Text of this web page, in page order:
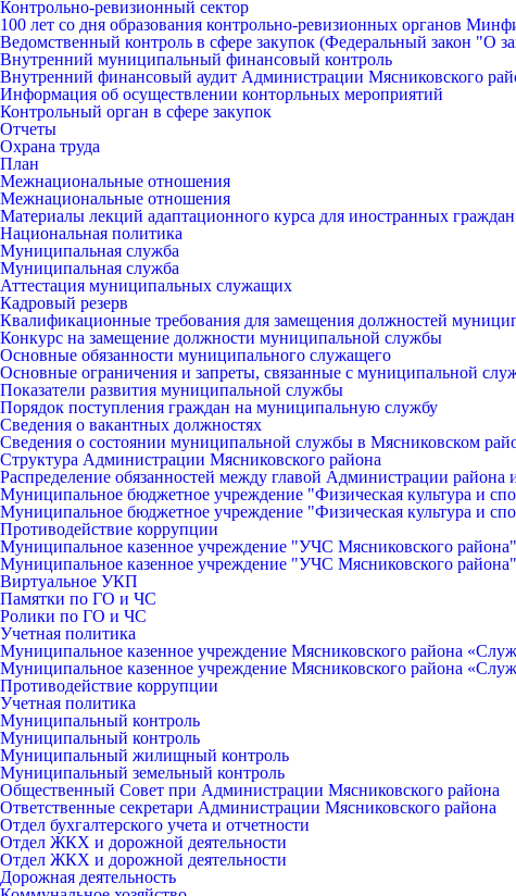
Контрольно-ревизионный сектор
100 лет со дня образования контрольно-ревизионных органов
Ведомственный контроль в сфере закупок (Федеральный закон "О
Внутренний муниципальный финансовый контроль
Внутренний финансовый аудит Администрации Мясниковского
Информация об осуществлении конторльных мероприятий
Контрольный орган в сфере закупок
Отчеты
Охрана труда
План
Межнациональные отношения
Межнациональные отношения
Материалы лекций адаптационного курса для иностранных граждан
Национальная политика
Муниципальная служба
Муниципальная служба
Аттестация муниципальных служащих
Кадровый резерв
Квалификационные требования для замещения должностей
Конкурс на замещение должности муниципальной службы
Основные обязанности муниципального служащего
Основные ограничения и запреты, связанные с муниципальной
Показатели развития муниципальной службы
Порядок поступления граждан на муниципальную службу
Сведения о вакантных должностях
Сведения о состоянии муниципальной службы в Мясниковском
Структура Администрации Мясниковского района
Распределение обязанностей между главой Администрации
Муниципальное бюджетное учреждение "Физическая культура и
Муниципальное бюджетное учреждение "Физическая культура и
Противодействие коррупции
Муниципальное казенное учреждение "УЧС Мясниковского района"
Муниципальное казенное учреждение "УЧС Мясниковского района"
Виртуальное УКП
Памятки по ГО и ЧС
Ролики по ГО и ЧС
Учетная политика
Муниципальное казенное учреждение Мясниковского района
Муниципальное казенное учреждение Мясниковского района
Противодействие коррупции
Учетная политика
Муниципальный контроль
Муниципальный контроль
Муниципальный жилищный контроль
Муниципальный земельный контроль
Общественный Совет при Администрации Мясниковского района
Ответственные секретари Администрации Мясниковского района
Отдел бухгалтерского учета и отчетности
Отдел ЖКХ и дорожной деятельности
Отдел ЖКХ и дорожной деятельности
Дорожная деятельность